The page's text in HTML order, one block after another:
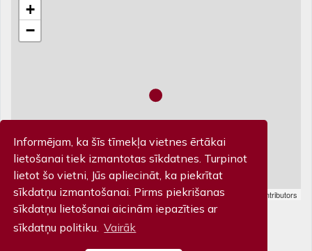
Informējam, ka šīs tīmekļa vietnes ērtākai
lietošanai tiek izmantotas sīkdatnes. Turpinot
lietot šo vietni, Jūs apliecināt, ka piekrītat
sīkdatņu izmantošanai. Pirms piekrišanas
sīkdatņu lietošanai aicinām iepazīties ar
sīkdatņu politiku. Vairāk
+
−
Leaflet| Map data ©OpenStreetMap contributors
Biļešu kase
Piltenes iela 32, Kuldīga T: 63 322 201